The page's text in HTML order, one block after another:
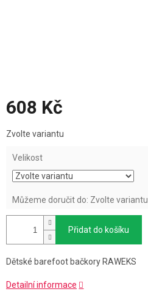
608 Kč
cena:
Zvolte variantu
Velikost
Můžeme doručit do: Zvolte variantu
Přidat do košíku
Dětské barefoot bačkory RAWEKS
Detailní informace